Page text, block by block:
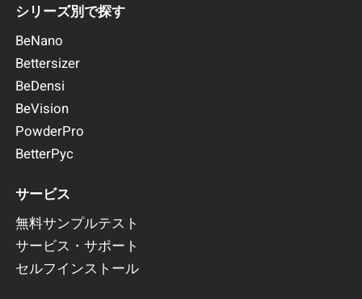
詳しくはこちら
Bettersizer S3 Plus
粒子径・粒子形状分析装置
測定範囲：0.01～3,500μm（レーザ回折・散乱
シリーズ別で探す
BeNano
Bettersizer
BeDensi
BeVision
PowderPro
BetterPyc
サービス
無料サンプルテスト
サービス・サポート
セルフインストール